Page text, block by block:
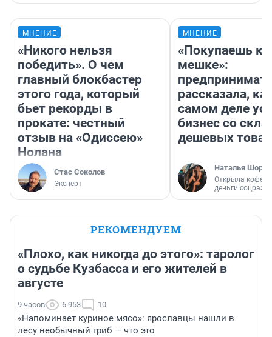
МНЕНИЕ
«Никого нельзя
победить». О чем
главный блокбастер
этого года, который
бьет рекорды в
прокате: честный
отзыв на «Одиссею»
Нолана
Стас Соколов
Эксперт
МНЕНИЕ
«Покупаешь
мешке»:
рассказала,
самом деле
бизнес со
дешевых
Наталья
Открыла
деньги
РЕКОМЕНДУЕМ
«Плохо, как никогда до этого»: таролог
о судьбе Кузбасса и его жителей в
августе
9 часов 6 953 10
«Напоминает куриное мясо»: ярославцы нашли в
лесу необычный гриб — что это